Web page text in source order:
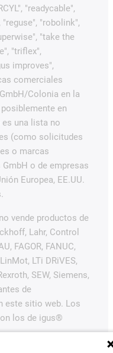
"readycable",
"reguse", "robolink",
"take the
"triflex",
improves",
comerciales
Colonia en la
en
una lista no
(como solicitudes
o marcas
o de empresas
Europea, EE.UU.
vende productos de
Lahr, Control
FAGOR, FANUC,
LTi DRiVES,
SEW, Siemens,
de
este sitio web. Los
los de igus®